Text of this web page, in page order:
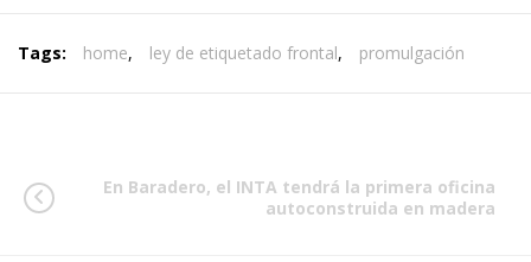
Tags: home, ley de etiquetado frontal, promulgación
En Baradero, el INTA tendrá la primera oficina
autoconstruida en madera